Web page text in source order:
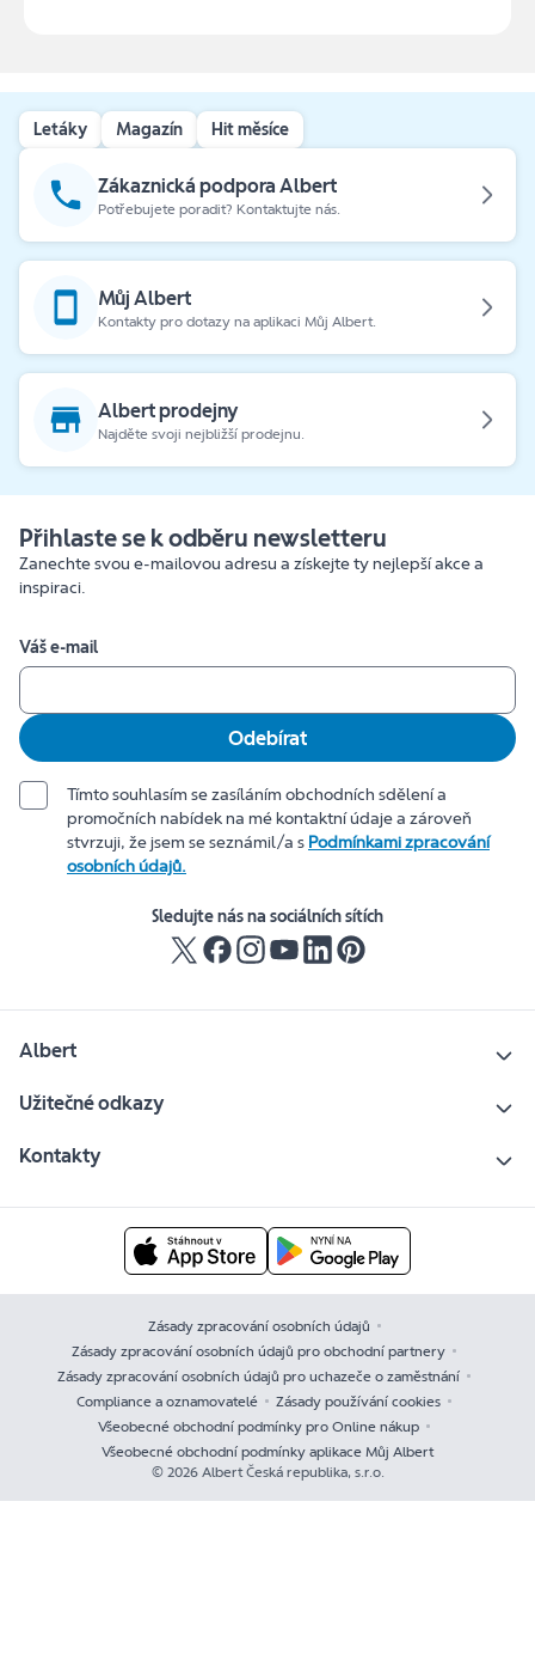
Letáky Magazín Hit měsíce
Zákaznická podpora Albert
Potřebujete poradit? Kontaktujte nás.
Můj Albert
Kontakty pro dotazy na aplikaci Můj Albert.
Albert prodejny
Najděte svoji nejbližší prodejnu.
Přihlaste se k odběru newsletteru
Zanechte svou e-mailovou adresu a získejte ty nejlepší akce a
inspiraci.
Váš e-mail
Odebírat
Tímto souhlasím se zasíláním obchodních sdělení a
promočních nabídek na mé kontaktní údaje a zároveň
stvrzuji, že jsem se seznámil/a s Podmínkami zpracování
osobních údajů.
Sledujte nás na sociálních sítích
Albert
Užitečné odkazy
Kontakty
Zásady zpracování osobních údajů
Zásady zpracování osobních údajů pro obchodní partnery
Zásady zpracování osobních údajů pro uchazeče o zaměstnání
Compliance a oznamovatelé
Zásady používání cookies
Všeobecné obchodní podmínky pro Online nákup
Všeobecné obchodní podmínky aplikace Můj Albert
© 2026 Albert Česká republika, s.r.o.